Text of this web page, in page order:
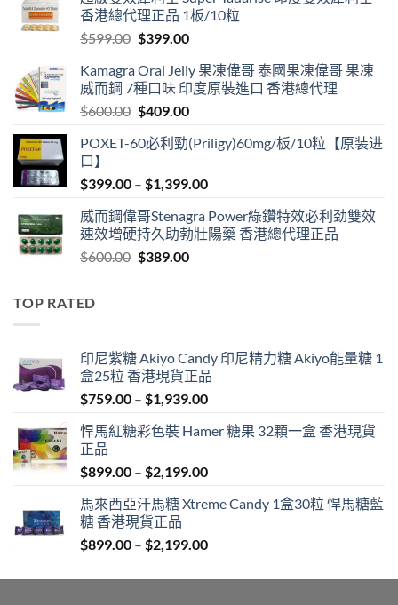
香港總代理正品 1板/10粒
$599.00 Original
was:
$599.00.
$399.00Current
is:
$399.00.
Kamagra Oral Jelly 果凍偉哥 泰國果凍偉哥 果凍
威而鋼 7種口味 印度原裝進口 香港總代理
$600.00 Original
was:
$409.00Current
is:
POXET-60必利勁(Priligy)60mg/板/10粒【原装进
口】
$399.00 – $1,399.00Price
$399.00
through
威而鋼偉哥Stenagra Power綠鑽特效必利劲雙效
速效增硬持久助勃壯陽藥 香港總代理正品
$600.00 Original
$389.00Current
TOP RATED
印尼紫糖 Akiyo Candy 印尼精力糖 Akiyo能量糖 1
盒25粒 香港現貨正品
$759.00 – $1,939.00Price
$759.00
$1,939.00
悍馬紅糖彩色裝 Hamer 糖果 32顆一盒 香港現貨
正品
$899.00 – $2,199.00Price
$899.00
$2,199.00
馬來西亞汗馬糖 Xtreme Candy 1盒30粒 悍馬糖藍
糖 香港現貨正品
$899.00 – $2,199.00Price
$899.00